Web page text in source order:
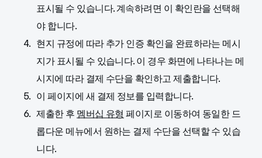
표시될 수 있습니다. 계속하려면 이 확인란을 선택해
야 합니다.
현지 규정에 따라 추가 인증 확인을 완료하라는 메시
지가 표시될 수 있습니다. 이 경우 화면에 나타나는 메
시지에 따라 결제 수단을 확인하고 제출합니다.
이 페이지에 새 결제 정보를 입력합니다.
제출한 후멤버십 유형페이지로 이동하여 동일한 드
롭다운 메뉴에서 원하는 결제 수단을 선택할 수 있습
니다.